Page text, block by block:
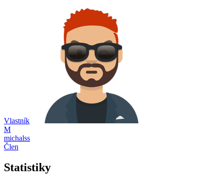
Vlastník
M
michalss
Člen
Statistiky